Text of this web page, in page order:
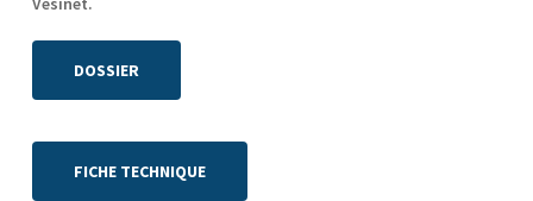
DOSSIER
FICHE TECHNIQUE